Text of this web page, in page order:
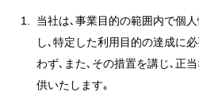
当社は､事業目的の範囲内で個
し､特定した利用目的の達成に
わず､また､その措置を講じ､正
供いたします｡